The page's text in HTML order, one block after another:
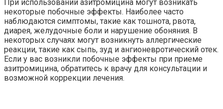
При использовании азитромицина могут возникать
некоторые побочные эффекты. Наиболее часто
наблюдаются симптомы, такие как тошнота, рвота,
диарея, желудочные боли и нарушение обоняния. В
некоторых случаях могут возникнуть аллергические
реакции, такие как сыпь, зуд и ангионевротический отек.
Если у вас возникли побочные эффекты при приеме
азитромицина, обратитесь к врачу для консультации и
возможной коррекции лечения.